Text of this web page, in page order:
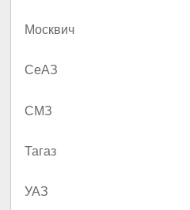
Москвич
СеАЗ
СМЗ
Тагаз
УАЗ